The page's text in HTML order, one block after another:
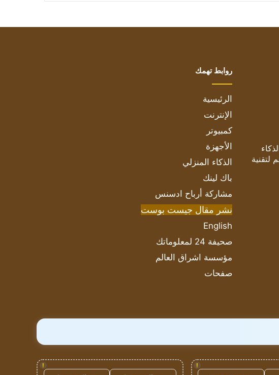
لتقنية
روابط تهمك
الرئيسية
الإنترنت
كمبيوتر
الأجهزة
الذكاء المنزلي
باك لينك
مشاركة أرباح ادسنس
نشر مقال جيست بوست
English
صحيفة 24 لمعلوماتك
مؤسسة اشراق العالم
صفحات
!
!